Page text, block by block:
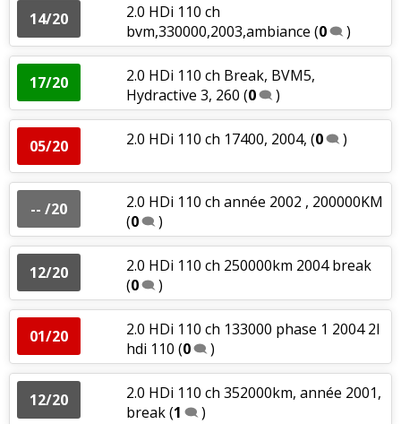
14/20
2.0 HDi 110 ch
bvm,330000,2003,ambiance (0 )
17/20
2.0 HDi 110 ch Break, BVM5,
Hydractive 3, 260 (0 )
05/20 2.0 HDi 110 ch 17400, 2004, (0 )
-- /20
2.0 HDi 110 ch année 2002 , 200000KM
(0 )
12/20
2.0 HDi 110 ch 250000km 2004 break
(0 )
01/20
2.0 HDi 110 ch 133000 phase 1 2004 2l
hdi 110 (0 )
12/20
2.0 HDi 110 ch 352000km, année 2001,
break(1 )